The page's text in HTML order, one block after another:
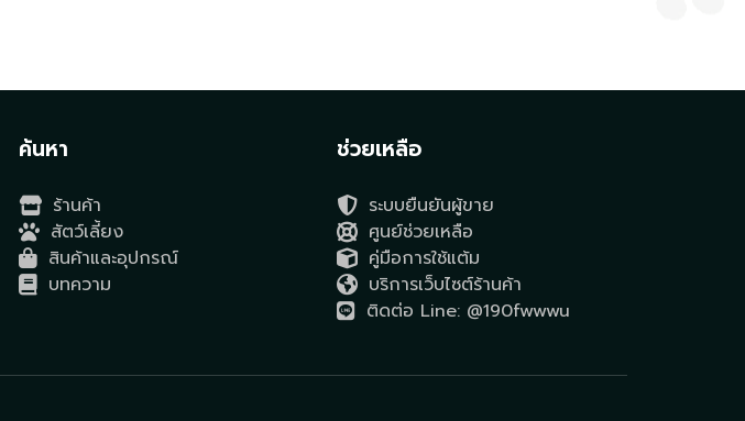
ค้นหา
ร้านค้า
สัตว์เลี้ยง
สินค้าและอุปกรณ์
บทความ
ช่วยเหลือ
ระบบยืนยันผู้ขาย
ศูนย์ช่วยเหลือ
คู่มือการใช้แต้ม
บริการเว็บไซต์ร้านค้า
ติดต่อ Line: @190fwwwu